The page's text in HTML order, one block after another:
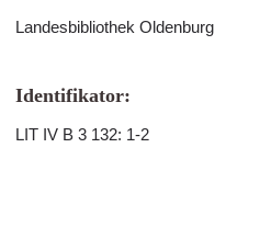
Landesbibliothek Oldenburg
Identifikator:
LIT IV B 3 132: 1-2